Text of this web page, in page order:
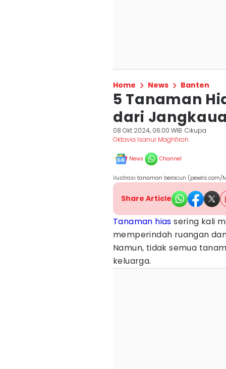
Home News Banten
5 Tanaman
dari
08 Okt 2024, 06:00 WIB Cikupa
Oktavia Isanur Maghfiroh
News Channel
ilustrasi tanaman beracun (pexels.com/
Share Article
Tanaman hias sering kali
memperindah ruangan
Namun, tidak semua
keluarga.